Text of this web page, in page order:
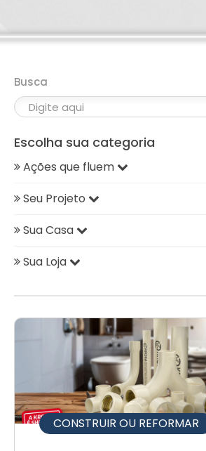
Busca
CONSTRUIR OU REFORMAR
Escolha sua categoria
Ações que fluem
Seu Projeto
Sua Casa
Sua Loja